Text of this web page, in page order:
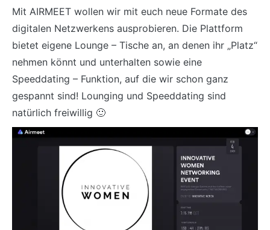
Mit AIRMEET wollen wir mit euch neue Formate des
digitalen Netzwerkens ausprobieren. Die Plattform
bietet eigene Lounge – Tische an, an denen ihr „Platz“
nehmen könnt und unterhalten sowie eine
Speeddating – Funktion, auf die wir schon ganz
gespannt sind! Lounging und Speeddating sind
natürlich freiwillig 🙂